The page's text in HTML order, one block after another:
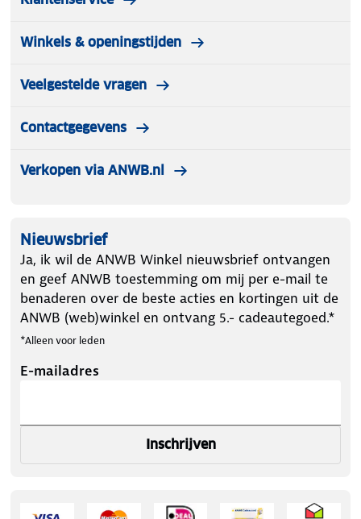
Winkels & openingstijden
Veelgestelde vragen
Contactgegevens
Verkopen via ANWB.nl
Nieuwsbrief
Ja, ik wil de ANWB Winkel nieuwsbrief ontvangen
en geef ANWB toestemming om mij per e-mail te
benaderen over de beste acties en kortingen uit de
ANWB (web)winkel en ontvang 5.- cadeautegoed.*
*Alleen voor leden
E-mailadres
Inschrijven